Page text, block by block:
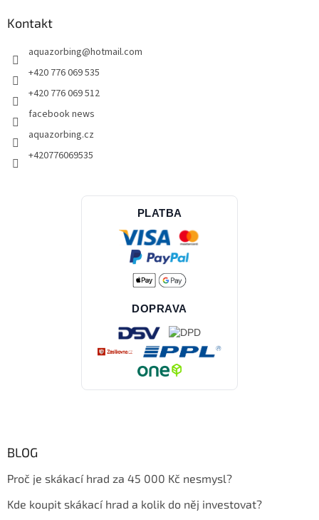
Kontakt
aquazorbing@hotmail.com
+420 776 069 535
+420 776 069 512
facebook news
aquazorbing.cz
+420776069535
PLATBA
DOPRAVA
BLOG
Proč je skákací hrad za 45 000 Kč nesmysl?
Kde koupit skákací hrad a kolik do něj investovat?